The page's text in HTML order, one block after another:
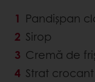
Pandişpan
Sirop
Cremă de
Strat crocant